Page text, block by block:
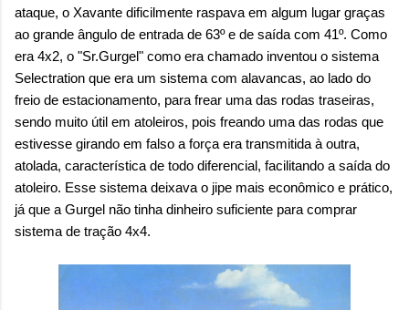
ataque, o Xavante dificilmente raspava em algum lugar graças
ao grande ângulo de entrada de 63º e de saída com 41º. Como
era 4x2, o "Sr.Gurgel" como era chamado inventou o sistema
Selectration que era um sistema com alavancas, ao lado do
freio de estacionamento, para frear uma das rodas traseiras,
sendo muito útil em atoleiros, pois freando uma das rodas que
estivesse girando em falso a força era transmitida à outra,
atolada, característica de todo diferencial, facilitando a saída do
atoleiro. Esse sistema deixava o jipe mais econômico e prático,
já que a Gurgel não tinha dinheiro suficiente para comprar
sistema de tração 4x4.